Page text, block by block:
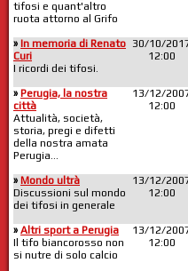
tifosi e quant'altro
ruota attorno al Grifo
» In memoria di Renato
Curi
I ricordi dei tifosi.
30/10/
12:00
» Perugia, la nostra
città
Attualità, società,
storia, pregi e difetti
della nostra amata
Perugia...
13/12/
12:00
» Mondo ultrà
Discussioni sul mondo
dei tifosi in generale
13/12/
12:00
» Altri sport a Perugia
Il tifo biancorosso non
si nutre di solo calcio
13/12/
12:00